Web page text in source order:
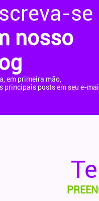
se
nosso
em primeira mão,
principais posts em seu e-